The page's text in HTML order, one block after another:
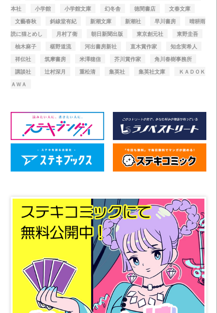
本社
小学館 小学館文庫 幻冬舎 徳間書店
文春文庫
文藝春秋
斜線堂有紀 新潮文庫 新潮社 早川書房
晴耕雨
読に猫とめし
月村了衛 朝日新聞出版 東京創元社
東野圭吾
柚木麻子
椹野道流 河出書房新社 直木賞作家
知念実希人
祥伝社
筑摩書房 米澤穂信 芥川賞作家
角川春樹事務所
講談社
辻村深月 重松清 集英社 集英社文庫
ＫＡＤＯＫ
ＡＷＡ